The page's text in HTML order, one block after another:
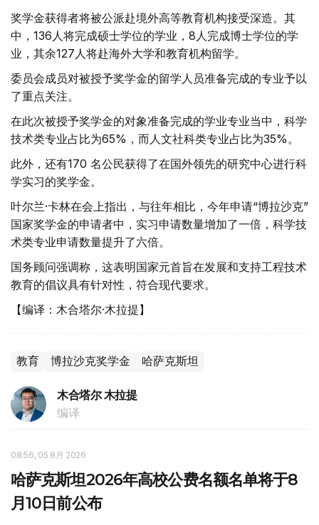
奖学金获得者将被公派赴境外高等教育机构接受深造。其
中，136人将完成硕士学位的学业，8人完成博士学位的学
业，其余127人将赴海外大学和教育机构留学。
委员会成员对被授予奖学金的留学人员准备完成的专业予以
了重点关注。
在此次被授予奖学金的对象准备完成的学业专业当中，科学
技术类专业占比为65%，而人文社科类专业占比为35%。
此外，还有170 名公民获得了在国外领先的研究中心进行科
学实习的奖学金。
叶尔兰·卡林在会上指出，与往年相比，今年申请“博拉沙克”
国家奖学金的申请者中，实习申请数量增加了一倍，科学技
术类专业申请数量提升了六倍。
国务顾问强调称，这表明国家元首旨在发展和支持工程技术
教育的倡议具有针对性，符合现代要求。
【编译：木合塔尔·木拉提】
教育 博拉沙克奖学金 哈萨克斯坦
木合塔尔 木拉提
编译
08:56, 05 8月 2026
哈萨克斯坦2026年高校公费名额名单将于8
月10日前公布